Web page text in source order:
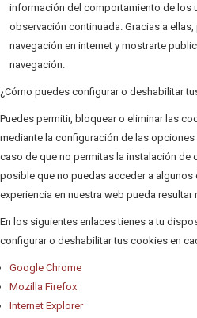
información del comportamiento de los
observación continuada. Gracias a
navegación en internet y mostrarte
navegación.
¿Cómo puedes configurar o deshabilitar
Puedes permitir, bloquear o eliminar las
mediante la configuración de las opciones
caso de que no permitas la instalación de
posible que no puedas acceder a algunos
experiencia en nuestra web pueda
En los siguientes enlaces tienes a tu
configurar o deshabilitar tus cookies en
Google Chrome
Mozilla Firefox
Internet Explorer